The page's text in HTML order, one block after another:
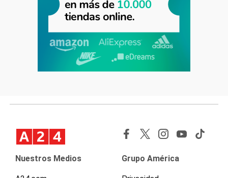
Nuestros Medios Grupo América